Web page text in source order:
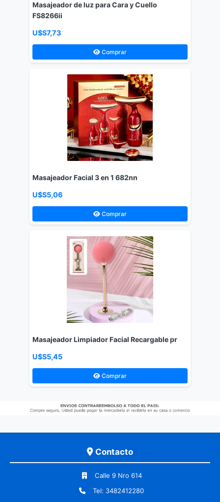
Masajeador de luz para Cara y Cuello
FS8266ii
U$S7,73
Comprar
Masajeador Facial 3 en 1 682nn
U$S5,06
Comprar
Masajeador Limpiador Facial Recargable pr
U$S5,45
Comprar
Contacto
Calle 9 Nro 614
Tel: 3482412280